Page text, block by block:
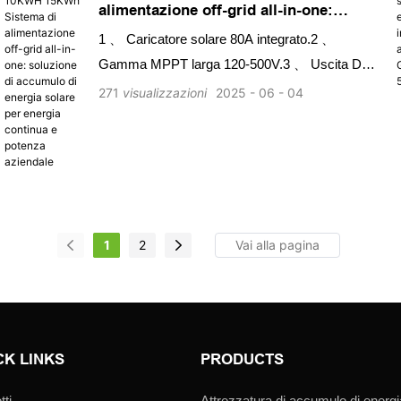
alimentazione off-grid all-in-one:
soluzione di accumulo di energia
1 、 Caricatore solare 80A integrato.2 、
Gamma MPPT larga 120-500V.3 、 Uscita Dual
CA
2025 06 04
271 visualizzazioni
1 2
LINKS PRODUCTS